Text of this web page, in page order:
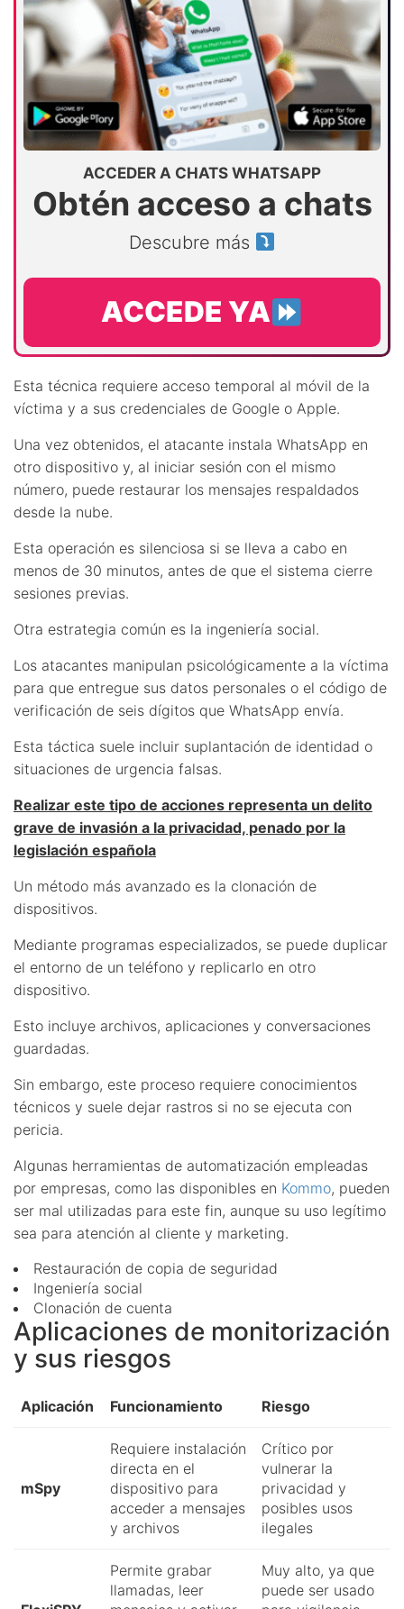
ACCEDER A CHATS WHATSAPP
Obtén acceso a chats
Descubre más
ACCEDE YA
Esta técnica requiere acceso temporal al móvil de la
víctima y a sus credenciales de Google o Apple.
Una vez obtenidos, el atacante instala WhatsApp en
otro dispositivo y, al iniciar sesión con el mismo
número, puede restaurar los mensajes respaldados
desde la nube.
Esta operación es silenciosa si se lleva a cabo en
menos de 30 minutos, antes de que el sistema cierre
sesiones previas.
Otra estrategia común es la ingeniería social.
Los atacantes manipulan psicológicamente a la víctima
para que entregue sus datos personales o el código de
verificación de seis dígitos que WhatsApp envía.
Esta táctica suele incluir suplantación de identidad o
situaciones de urgencia falsas.
Realizar este tipo de acciones representa un delito
grave de invasión a la privacidad, penado por la
legislación española
Un método más avanzado es la clonación de
dispositivos.
Mediante programas especializados, se puede duplicar
el entorno de un teléfono y replicarlo en otro
dispositivo.
Esto incluye archivos, aplicaciones y conversaciones
guardadas.
Sin embargo, este proceso requiere conocimientos
técnicos y suele dejar rastros si no se ejecuta con
pericia.
Algunas herramientas de automatización empleadas
por empresas, como las disponibles en Kommo, pueden
ser mal utilizadas para este fin, aunque su uso legítimo
sea para atención al cliente y marketing.
Restauración de copia de seguridad
Ingeniería social
Clonación de cuenta
Aplicaciones de monitorización
y sus riesgos
Aplicación Funcionamiento Riesgo
mSpy
Requiere instalación
directa en el
dispositivo para
acceder a mensajes
y archivos
Crítico por
vulnerar la
privacidad y
posibles usos
ilegales
Permite grabar
llamadas, leer
Muy alto, ya que
puede ser usado